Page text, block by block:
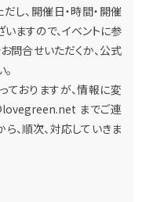
し、開催日・時間・開催
ますので、イベントに参
問合せいただくか、公式
おりますが、情報に変
までご連
、順次、対応していきま